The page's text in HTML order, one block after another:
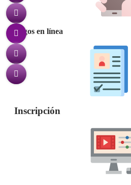
Pagos en línea
Inscripción